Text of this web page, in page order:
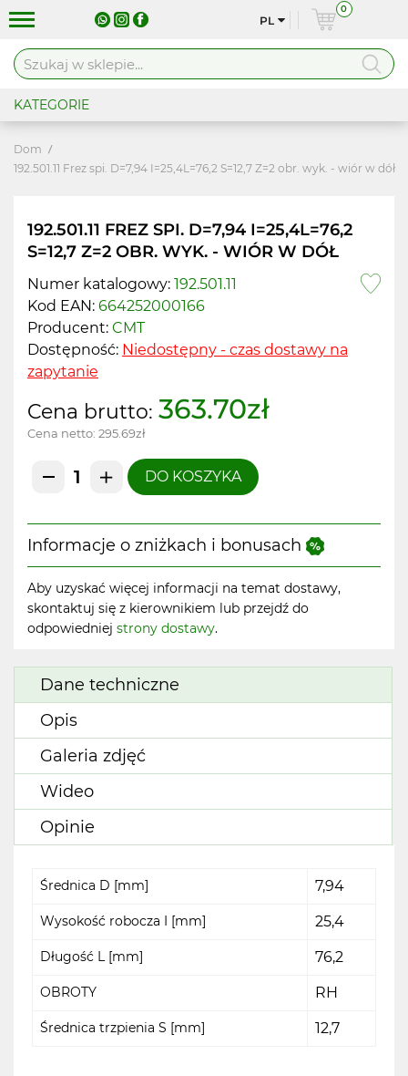
PL
0
KATEGORIE
Dom
192.501.11 Frez spi. D=7,94 I=25,4L=76,2 S=12,7 Z=2 obr. wyk. - wiór w dół
192.501.11 FREZ SPI. D=7,94 I=25,4L=76,2
S=12,7 Z=2 OBR. WYK. - WIÓR W DÓŁ
Numer katalogowy: 192.501.11
Kod EAN: 664252000166
Producent: CMT
Dostępność: Niedostępny - czas dostawy na
zapytanie
Cena brutto: 363.70zł
Cena netto: 295.69zł
DO KOSZYKA
Informacje o zniżkach i bonusach
Aby uzyskać więcej informacji na temat dostawy,
skontaktuj się z kierownikiem lub przejdź do
odpowiedniej strony dostawy.
Dane techniczne
Opis
Galeria zdjęć
Wideo
Opinie
Średnica D [mm] 7,94
Wysokość robocza I [mm] 25,4
Długość L [mm] 76,2
OBROTY RH
Średnica trzpienia S [mm] 12,7